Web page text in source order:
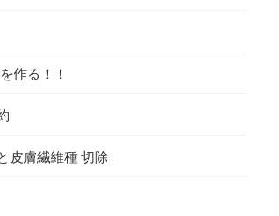
作る！！
皮膚繊維種 切除